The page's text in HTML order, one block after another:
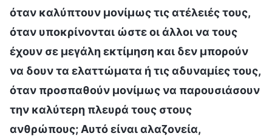
όταν καλύπτουν μονίμως τις ατέλειές τους,
όταν υποκρίνονται ώστε οι άλλοι να τους
έχουν σε μεγάλη εκτίμηση και δεν μπορούν
να δουν τα ελαττώματα ή τις αδυναμίες τους,
όταν προσπαθούν μονίμως να παρουσιάσουν
την καλύτερη πλευρά τους στους
ανθρώπους; Αυτό είναι αλαζονεία,